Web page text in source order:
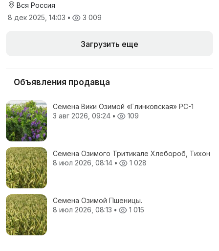
Вся Россия
8 дек 2025, 14:03 • 3 009
Загрузить еще
Объявления продавца
Семена Вики Озимой «Глинковская» РС-1
3 авг 2026, 09:24 • 109
Семена Озимого Тритикале Хлебороб, Тихон
8 июл 2026, 08:14 • 1 028
Семена Озимой Пшеницы.
8 июл 2026, 08:13 • 1 015